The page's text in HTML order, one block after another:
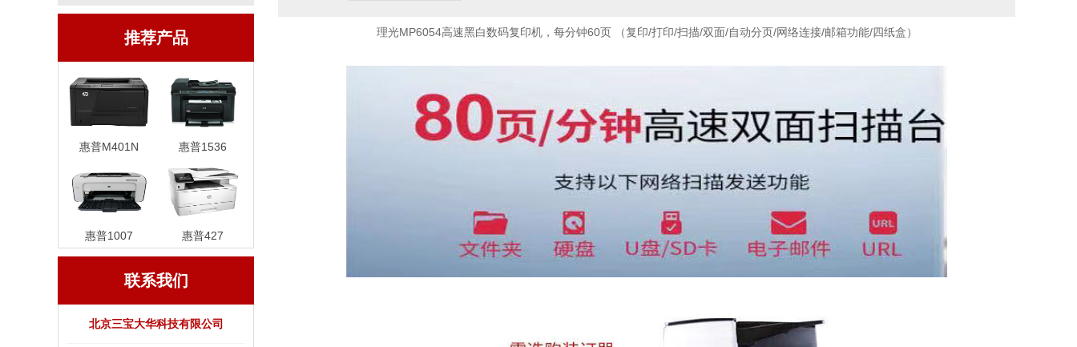
推荐产品
惠普M401N 惠普1536
惠普1007 惠普427
联系我们
北京三宝大华科技有限公司
理光MP6054高速黑白数码复印机，每分钟60页 （复印/打印/扫描/双面/自动分页/网络连接/邮箱功能/四纸盒）